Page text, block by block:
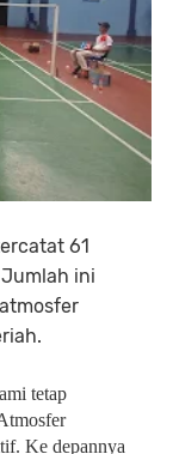
61
ini
tetap
Ke depannya